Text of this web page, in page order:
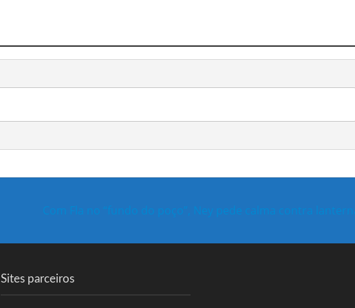
Com Fla no “fundo do poço”, Ney pede calma contra
Sites parceiros